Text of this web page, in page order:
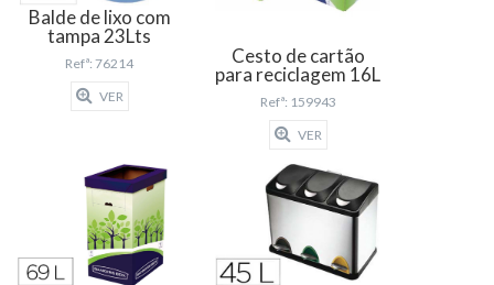
Balde de lixo com
tampa 23Lts
Refª: 76214
VER
Cesto de cartão
para reciclagem 16L
Refª: 159943
VER